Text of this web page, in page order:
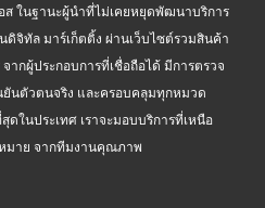
อส ในฐานะผู้นำที่ไม่เคยหยุดพัฒนาบริการ
จิทัล มาร์เก็ตติ้ง ผ่านเว็บไซต์รวมสินค้า
จากผู้ประกอบการที่เชื่อถือได้ มีการตรวจ
ยันตัวตนจริง และครอบคลุมทุกหมวด
ดในประเทศ เราจะมอบบริการที่เหนือ
มาย จากทีมงานคุณภาพ